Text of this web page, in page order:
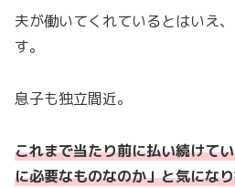
夫が働いてくれているとはいえ
す。
息子も独立間近。
これまで当たり前に払い続けて
に必要なものなのか」と気にな